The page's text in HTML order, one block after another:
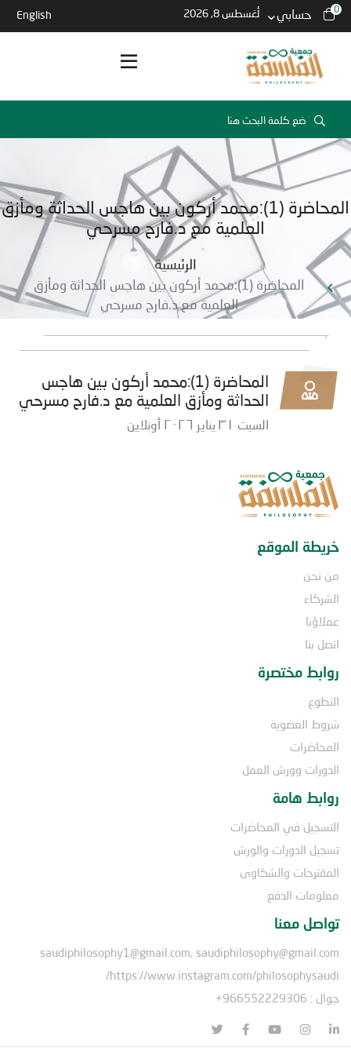
0 حسابي أغسطس 8, 2026 English
المحاضرة (1):محمد أركون بين هاجس الحداثة ومأزق
العلمية مع د.فارح مسرحي
الرئيسية
المحاضرة (1):محمد أركون بين هاجس الحداثة ومأزق
العلمية مع د.فارح مسرحي
المحاضرة (1):محمد أركون بين هاجس
الحداثة ومأزق العلمية مع د.فارح مسرحي
السبت ٣١ يناير ٢٠٢٦ أونلاين
خريطة الموقع
من نحن
الشركاء
عملاؤنا
اتصل بنا
روابط مختصرة
التطوع
شروط العضوية
المحاضرات
الدورات وورش العمل
روابط هامة
التسجيل في المحاضرات
تسجيل الدورات والورش
المقترحات والشكاوى
معلومات الدفع
تواصل معنا
saudiphilosophy1@gmail.com, saudiphilosophy@gmail.com
https://www.instagram.com/philosophysaudi/
جوال : 966552229306+